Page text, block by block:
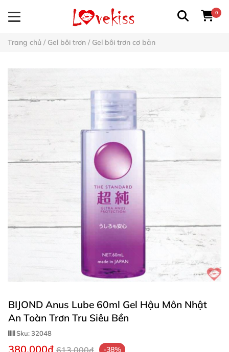
0
Trang chủ / Gel bôi trơn / Gel bôi trơn cơ bản
BIJOND Anus Lube 60ml Gel Hậu Môn Nhật
An Toàn Trơn Tru Siêu Bền
Sku:32048
380.000₫ 613.000₫ -38%